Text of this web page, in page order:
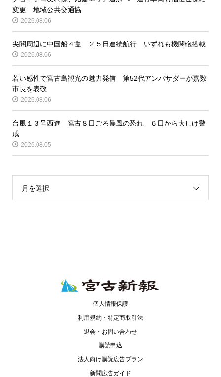
変更 地域公共交通協
2026.08.06
尖閣周辺に中国船４隻 ２５日連続航行 いずれも機関砲搭載
2026.08.06
若い感性で宮古島観光の魅力発信 第52代アンバサダーが嘉数
市長を表敬
2026.08.06
台風１３号西進 宮古８日ごろ暴風の恐れ ６日から大しけ警
戒
2026.08.05
月を選択
個人情報保護
利用規約・特定商取引法
退会・お問い合わせ
購読申込
法人向け購読広告プラン
新聞広告ガイド